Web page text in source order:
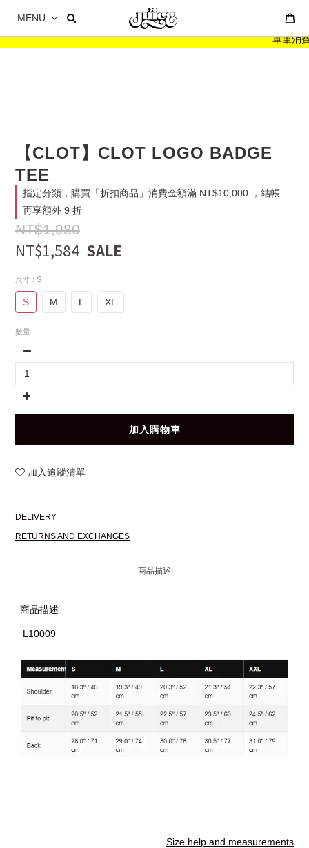
單筆消費
MENU
【CLOT】CLOT LOGO BADGE
TEE
指定分類，購買「折扣商品」消費金額滿 NT$10,000 ，結帳
再享額外 9 折
NT$1,980
NT$1,584
尺寸 : S
S M L XL
數量
加入購物車
加入追蹤清單
DELIVERY
RETURNS AND EXCHANGES
商品描述
商品描述
L10009
Size help and measurements